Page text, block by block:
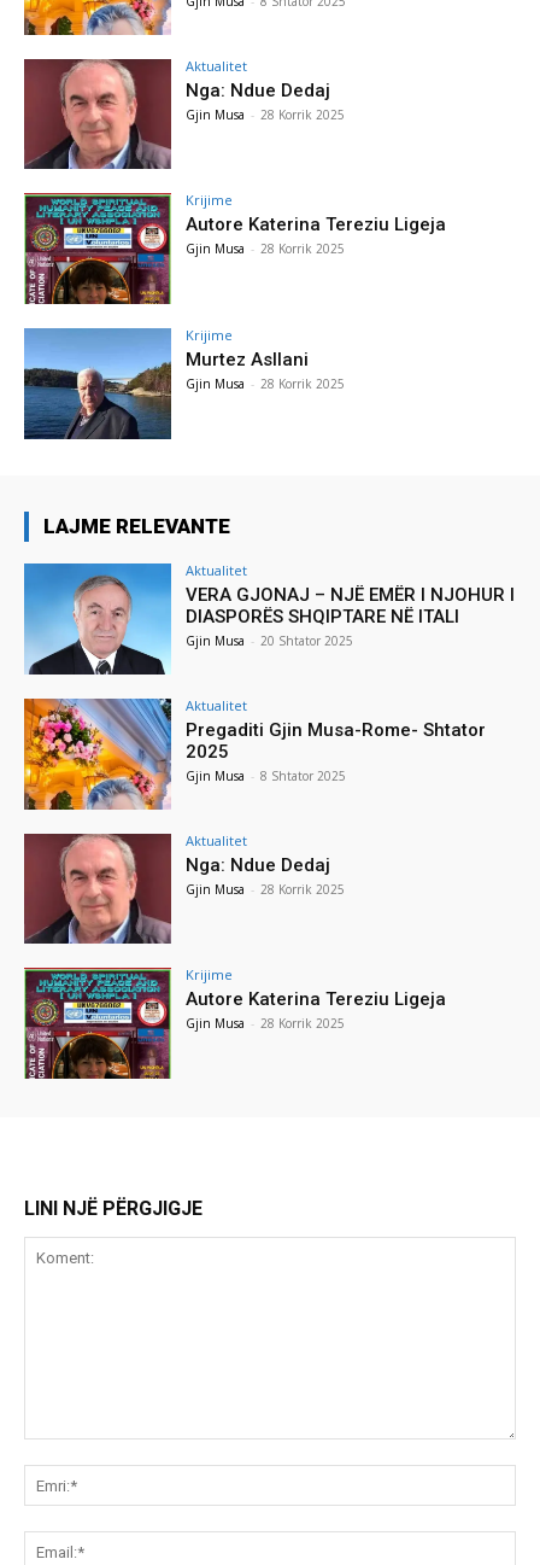
Aktualitet
Nga: Ndue Dedaj
Gjin Musa - 28 Korrik 2025
Krijime
Autore Katerina Tereziu Ligeja
Gjin Musa - 28 Korrik 2025
Krijime
Murtez Asllani
Gjin Musa - 28 Korrik 2025
LAJME RELEVANTE
Aktualitet
VERA GJONAJ – NJË EMËR I NJOHUR I
DIASPORËS SHQIPTARE NË ITALI
Gjin Musa - 20 Shtator 2025
Aktualitet
Pregaditi Gjin Musa-Rome- Shtator
2025
Gjin Musa - 8 Shtator 2025
Aktualitet
Nga: Ndue Dedaj
Gjin Musa - 28 Korrik 2025
Krijime
Autore Katerina Tereziu Ligeja
Gjin Musa - 28 Korrik 2025
LINI NJË PËRGJIGJE